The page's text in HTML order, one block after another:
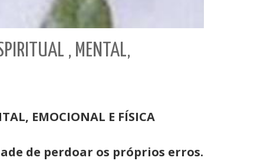
, MENTAL,
EMOCIONAL E FÍSICA
de perdoar os próprios erros.